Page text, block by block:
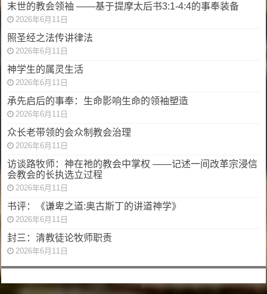
末世的教会领袖 ——基于提摩太后书3:1-4:4的事奉装备
2026年6月11日
照圣经之法传讲律法
2026年6月11日
神学生的属灵生活
2026年6月11日
承先启后的事奉：生命影响生命的领袖塑造
2026年6月11日
众长老带领的会众制教会治理
2026年6月11日
访谈路牧师：神在祂的教会中掌权 ——记述一间改革宗浸信
会教会的长执选立过程
2026年6月11日
书评：《谦卑之道:奥古斯丁的讲道神学》
2026年6月11日
封三：清教徒论牧师职责
2026年6月11日